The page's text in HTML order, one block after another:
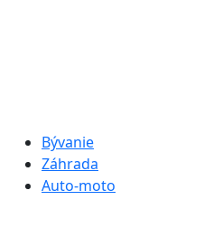
Bývanie
Záhrada
Auto-moto